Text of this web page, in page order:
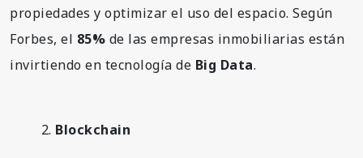
propiedades y optimizar el uso del espacio. Según
Forbes, el 85% de las empresas inmobiliarias están
invirtiendo en tecnología de Big Data.
Blockchain